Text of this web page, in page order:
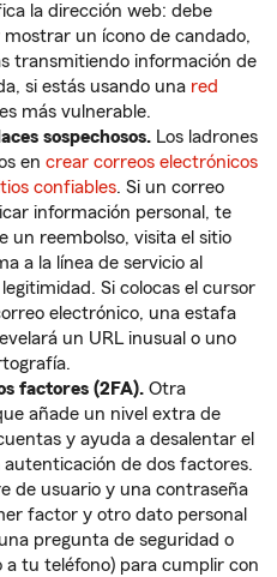
la dirección web: debe
un ícono de candado,
transmitiendo información de
si estás usando una red
más vulnerable.
sospechosos. Los ladrones
en crear correos electrónicos
confiables. Si un correo
información personal, te
un reembolso, visita el sitio
a la línea de servicio al
Si colocas el cursor
electrónico, una estafa
un URL inusual o uno
factores (2FA). Otra
añade un nivel extra de
y ayuda a desalentar el
de dos factores.
de usuario y una contraseña
factor y otro dato personal
pregunta de seguridad o
a tu teléfono) para cumplir con